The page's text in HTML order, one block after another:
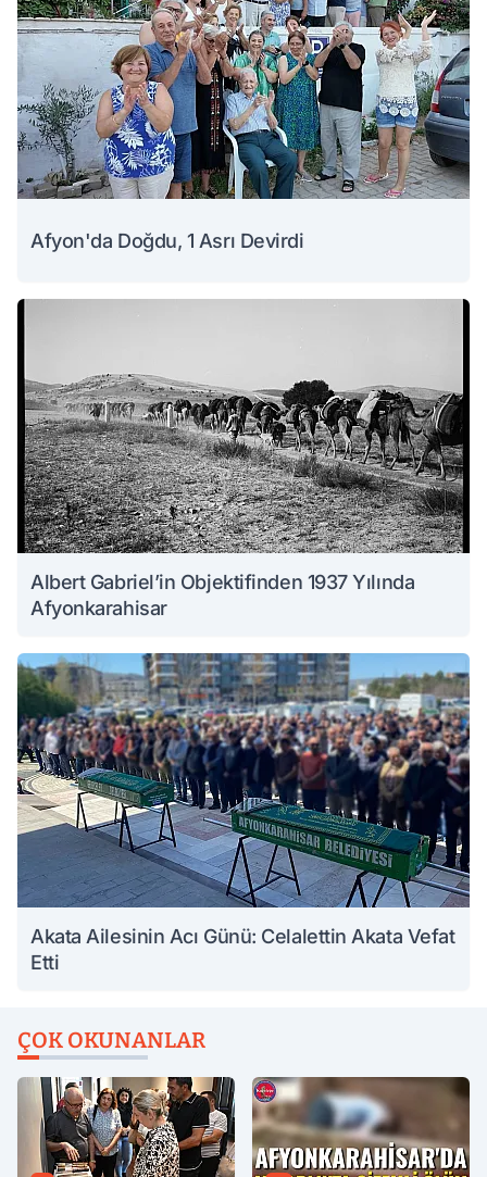
Afyon'da Doğdu, 1 Asrı Devirdi
Albert Gabriel’in Objektifinden 1937 Yılında
Afyonkarahisar
Akata Ailesinin Acı Günü: Celalettin Akata Vefat
Etti
ÇOK OKUNANLAR